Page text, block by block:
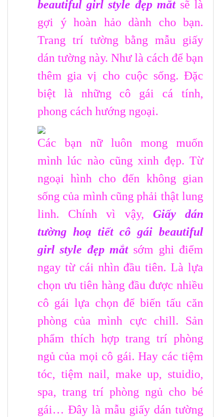
beautiful girl style đẹp mắt sẽ là
gợi ý hoàn hảo dành cho bạn.
Trang trí tường bằng mẫu giấy
dán tường này. Như là cách để bạn
thêm gia vị cho cuộc sống. Đặc
biệt là những cô gái cá tính,
phong cách hướng ngoại.
Các bạn nữ luôn mong muốn
mình lúc nào cũng xinh đẹp. Từ
ngoại hình cho đến không gian
sống của mình cũng phải thật lung
linh. Chính vì vậy, Giấy dán
tường hoạ tiết cô gái beautiful
girl style đẹp mắt sớm ghi điểm
ngay từ cái nhìn đầu tiên. Là lựa
chọn ưu tiên hàng đầu được nhiều
cô gái lựa chọn để biến tấu căn
phòng của mình cực chill. Sản
phẩm thích hợp trang trí phòng
ngủ của mọi cô gái. Hay các tiệm
tóc, tiệm nail, make up, stuidio,
spa, trang trí phòng ngủ cho bé
gái… Đây là mẫu giấy dán tường